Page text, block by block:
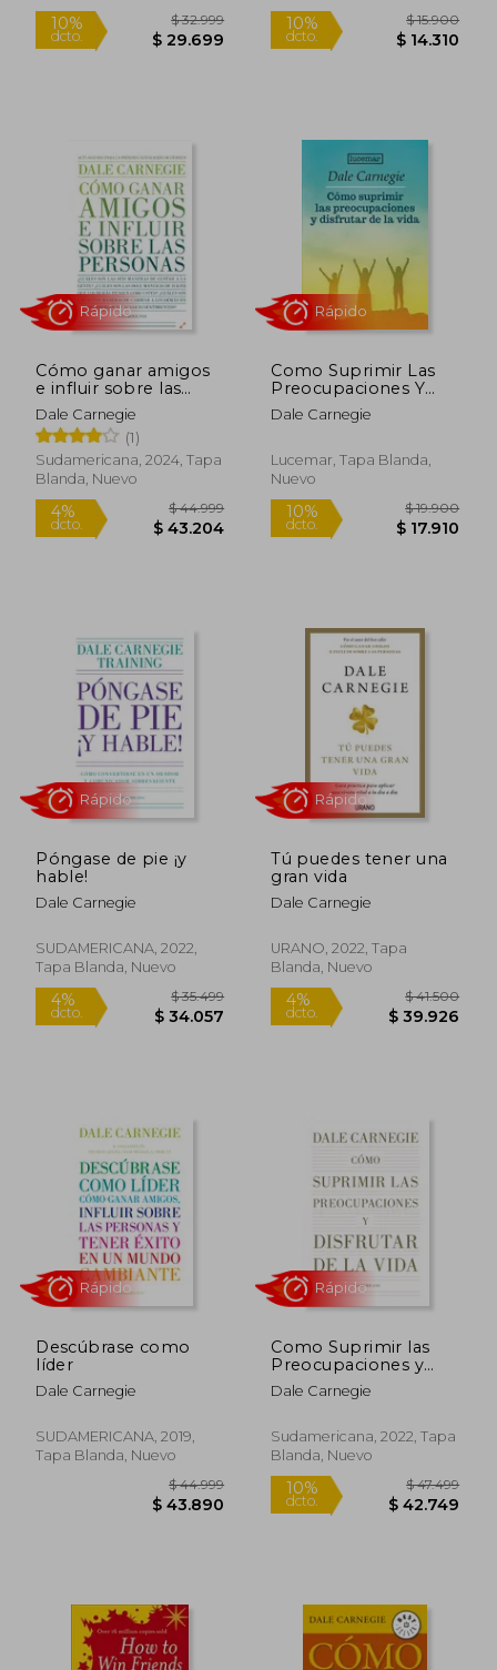
10%
dcto. $ 29.699
10%
Cómo ganar amigos
e influir sobre las
personas
Dale Carnegie
(1)
Sudamericana, 2024, Tapa
Blanda, Nuevo
4%
dcto. $ 43.204
Como Suprimir Las
Preocupaciones Y
Disfrutar De La Vida
Dale Carnegie
Lucemar, Tapa Blanda,
Nuevo
10%
dcto.
Póngase de pie ¡y
hable!
Dale Carnegie
SUDAMERICANA, 2022,
Tapa Blanda, Nuevo
4% $ 35.499
Tú puedes tener una
gran vida
Dale Carnegie
URANO, 2022, Tapa
Blanda, Nuevo
4%
Descúbrase como
líder
Dale Carnegie
SUDAMERICANA, 2019,
Tapa Blanda, Nuevo
Rápido
Como Suprimir las
Preocupaciones y
Disfrutar la Vida
Dale Carnegie
Sudamericana, 2022, Tapa
Blanda, Nuevo
Rápido